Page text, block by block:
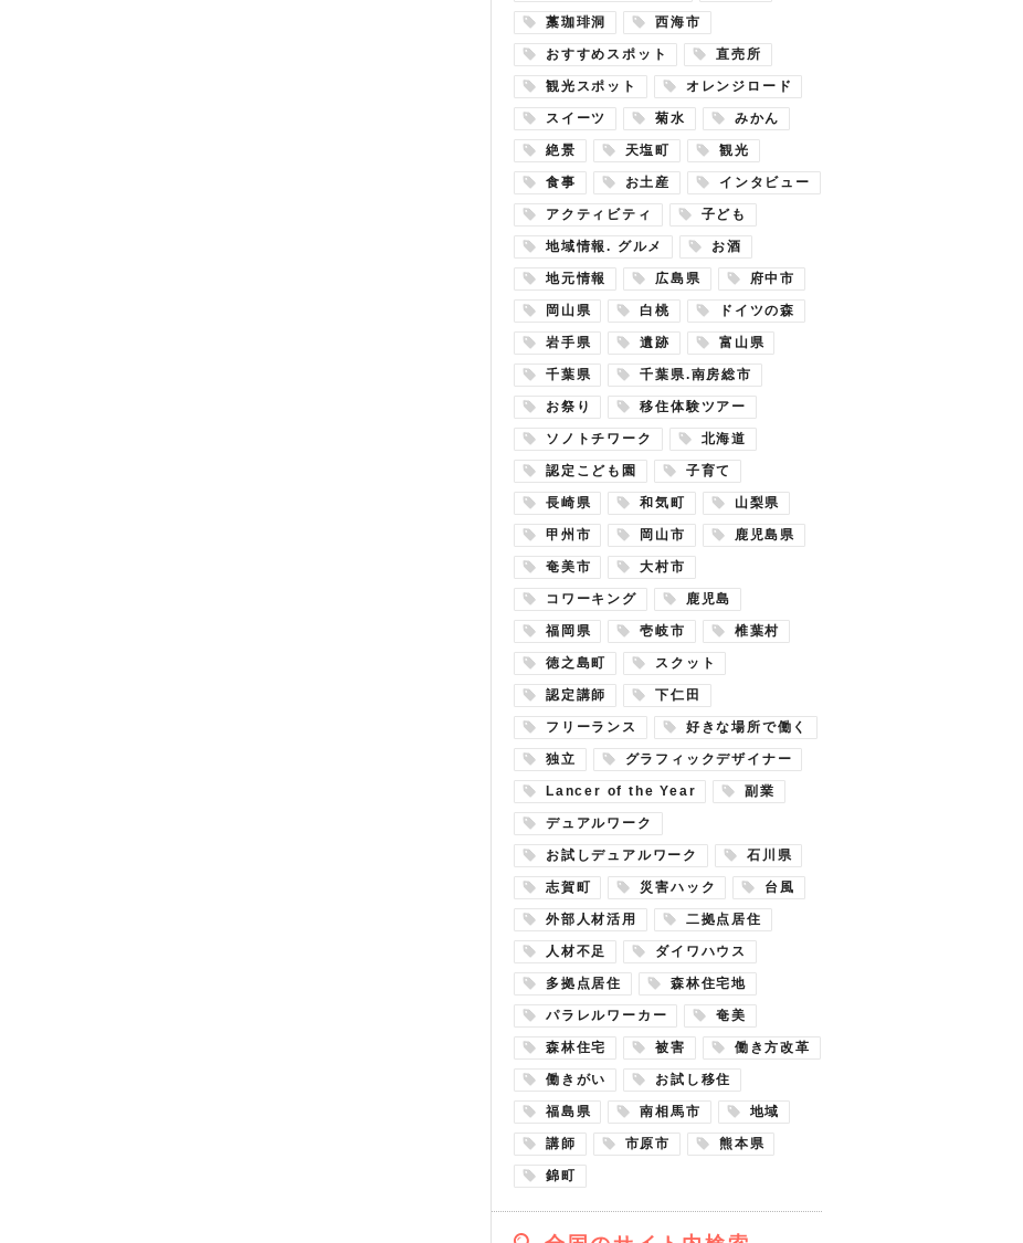
藁珈琲洞 西海市
おすすめスポット 直売所
観光スポット オレンジロード
スイーツ 菊水 みかん
絶景 天塩町 観光
食事 お土産 インタビュー
アクティビティ 子ども
地域情報. グルメ お酒
地元情報 広島県 府中市
岡山県 白桃 ドイツの森
岩手県 遺跡 富山県
千葉県 千葉県.南房総市
お祭り 移住体験ツアー
ソノトチワーク 北海道
認定こども園 子育て
長崎県 和気町 山梨県
甲州市 岡山市 鹿児島県
奄美市 大村市
コワーキング 鹿児島
福岡県 壱岐市 椎葉村
徳之島町 スクット
認定講師 下仁田
フリーランス 好きな場所で働く
独立 グラフィックデザイナー
Lancer of the Year 副業
デュアルワーク
お試しデュアルワーク 石川県
志賀町 災害ハック 台風
外部人材活用 二拠点居住
人材不足 ダイワハウス
多拠点居住 森林住宅地
パラレルワーカー 奄美
森林住宅 被害 働き方改革
働きがい お試し移住
福島県 南相馬市 地域
講師 市原市 熊本県
錦町